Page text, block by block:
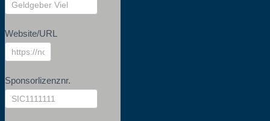
Website/URL
Sponsorlizenznr.